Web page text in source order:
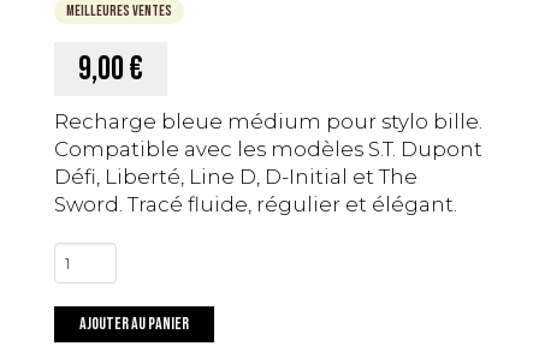
Meilleures ventes
9,00 €
Recharge bleue médium pour stylo bille.
Compatible avec les modèles S.T. Dupont
Défi, Liberté, Line D, D-Initial et The
Sword. Tracé fluide, régulier et élégant.
quantité
de
Recharge
ST
Ajouter au panier